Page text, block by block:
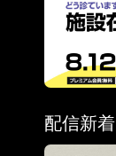
配信新着